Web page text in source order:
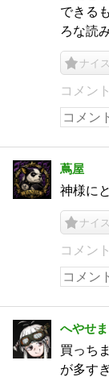
できる
ろな読
ナイス
コメン
蔦屋
神様に
ナイス
コメン
へやせま
買っち
が多す